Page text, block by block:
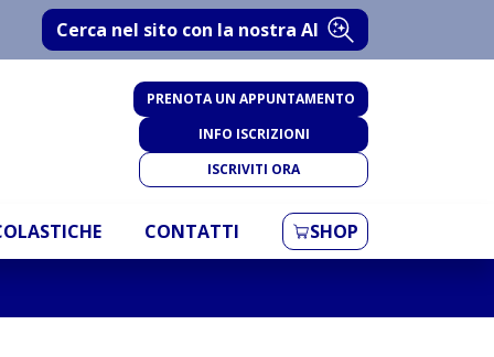
Cerca nel sito con la nostra AI
PRENOTA UN APPUNTAMENTO
INFO ISCRIZIONI
ISCRIVITI ORA
CONTATTI SHOP